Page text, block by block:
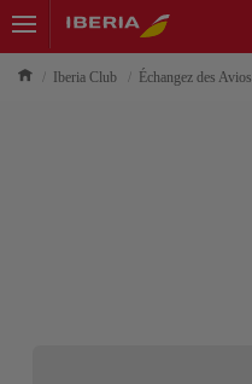
Iberia Club Échangez des Avios